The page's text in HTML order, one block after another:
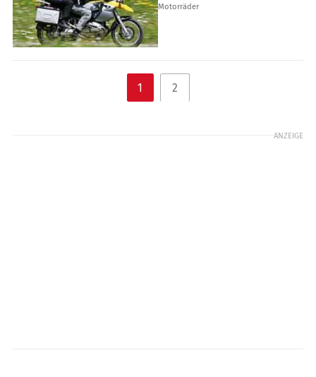
Motorräder
1 2
ANZEIGE